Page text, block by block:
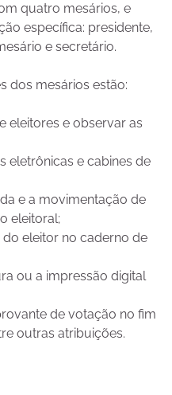
quatro mesários, e
específica: presidente,
e secretário.
dos mesários estão:
eleitores e observar as
eletrônicas e cabines de
e a movimentação de
eleitoral;
eleitor no caderno de
ou a impressão digital
de votação no fim
outras atribuições.